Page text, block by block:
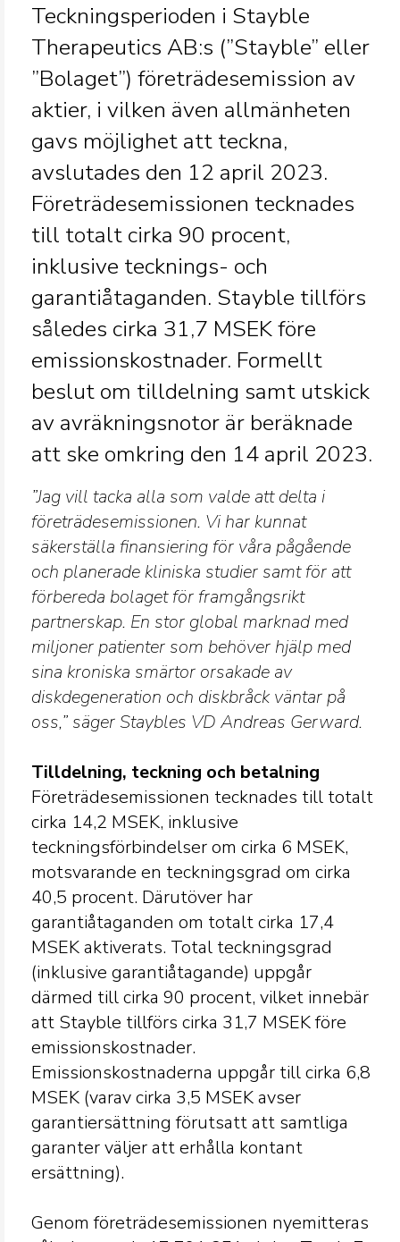
Teckningsperioden i Stayble
Therapeutics AB:s (”Stayble” eller
”Bolaget”) företrädesemission av
aktier, i vilken även allmänheten
gavs möjlighet att teckna,
avslutades den 12 april 2023.
Företrädesemissionen tecknades
till totalt cirka 90 procent,
inklusive tecknings- och
garantiåtaganden. Stayble tillförs
således cirka 31,7 MSEK före
emissionskostnader. Formellt
beslut om tilldelning samt utskick
av avräkningsnotor är beräknade
att ske omkring den 14 april 2023.
”Jag vill tacka alla som valde att delta i
företrädesemissionen. Vi har kunnat
säkerställa finansiering för våra pågående
och planerade kliniska studier samt för att
förbereda bolaget för framgångsrikt
partnerskap. En stor global marknad med
miljoner patienter som behöver hjälp med
sina kroniska smärtor orsakade av
diskdegeneration och diskbråck väntar på
oss,” säger Staybles VD Andreas Gerward.
Tilldelning, teckning och betalning
Företrädesemissionen tecknades till totalt
cirka 14,2 MSEK, inklusive
teckningsförbindelser om cirka 6 MSEK,
motsvarande en teckningsgrad om cirka
40,5 procent. Därutöver har
garantiåtaganden om totalt cirka 17,4
MSEK aktiverats. Total teckningsgrad
(inklusive garantiåtagande) uppgår
därmed till cirka 90 procent, vilket innebär
att Stayble tillförs cirka 31,7 MSEK före
emissionskostnader.
Emissionskostnaderna uppgår till cirka 6,8
MSEK (varav cirka 3,5 MSEK avser
garantiersättning förutsatt att samtliga
garanter väljer att erhålla kontant
ersättning).
Genom företrädesemissionen nyemitteras